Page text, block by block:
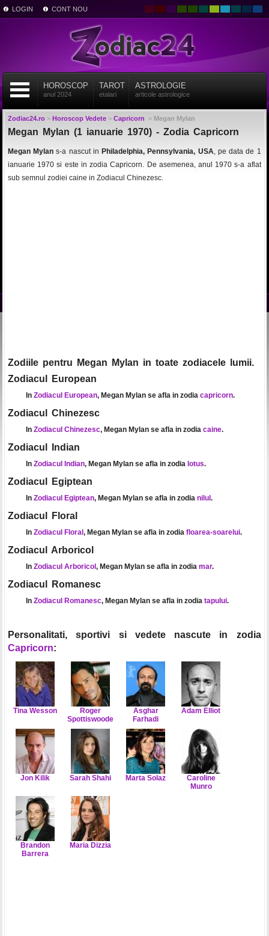
LOGIN CONT NOU
HOROSCOP
anul 2024
TAROT
etalari
ASTROLOGIE
articole astrologice
Zodiac24.ro> Horoscop Vedete> Capricorn > Megan Mylan
Megan Mylan (1 ianuarie 1970) - Zodia Capricorn
Megan Mylan s-a nascut in Philadelphia, Pennsylvania, USA, pe data de 1
ianuarie 1970 si este in zodia Capricorn. De asemenea, anul 1970 s-a aflat
sub semnul zodiei caine in Zodiacul Chinezesc.
Zodiile pentru Megan Mylan in toate zodiacele lumii.
Zodiacul European
In Zodiacul European, Megan Mylan se afla in zodia capricorn.
Zodiacul Chinezesc
In Zodiacul Chinezesc, Megan Mylan se afla in zodia caine.
Zodiacul Indian
In Zodiacul Indian, Megan Mylan se afla in zodia lotus.
Zodiacul Egiptean
In Zodiacul Egiptean, Megan Mylan se afla in zodia nilul .
Zodiacul Floral
In Zodiacul Floral , Megan Mylan se afla in zodia floarea-soarelui.
Zodiacul Arboricol
In Zodiacul Arboricol , Megan Mylan se afla in zodia mar.
Zodiacul Romanesc
In Zodiacul Romanesc, Megan Mylan se afla in zodia tapului.
Personalitati, sportivi si vedete nascute in zodia
Capricorn:
Tina Wesson
Roger
Spottiswoode
Asghar
Farhadi
Adam Elliot
Jon Kilik Sarah Shahi Marta Solaz
Caroline
Munro
Brandon
Barrera
Maria Dizzia